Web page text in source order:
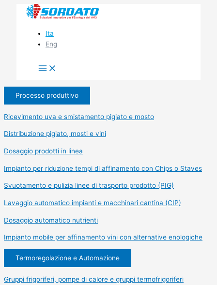
Ita
Eng
Processo produttivo
Ricevimento uva e smistamento pigiato e mosto
Distribuzione pigiato, mosti e vini
Dosaggio prodotti in linea
Impianto per riduzione tempi di affinamento con Chips o Staves
Svuotamento e pulizia linee di trasporto prodotto (PIG)
Lavaggio automatico impianti e macchinari cantina (CIP)
Dosaggio automatico nutrienti
Impianto mobile per affinamento vini con alternative enologiche
Termoregolazione e Automazione
Gruppi frigoriferi, pompe di calore e gruppi termofrigoriferi